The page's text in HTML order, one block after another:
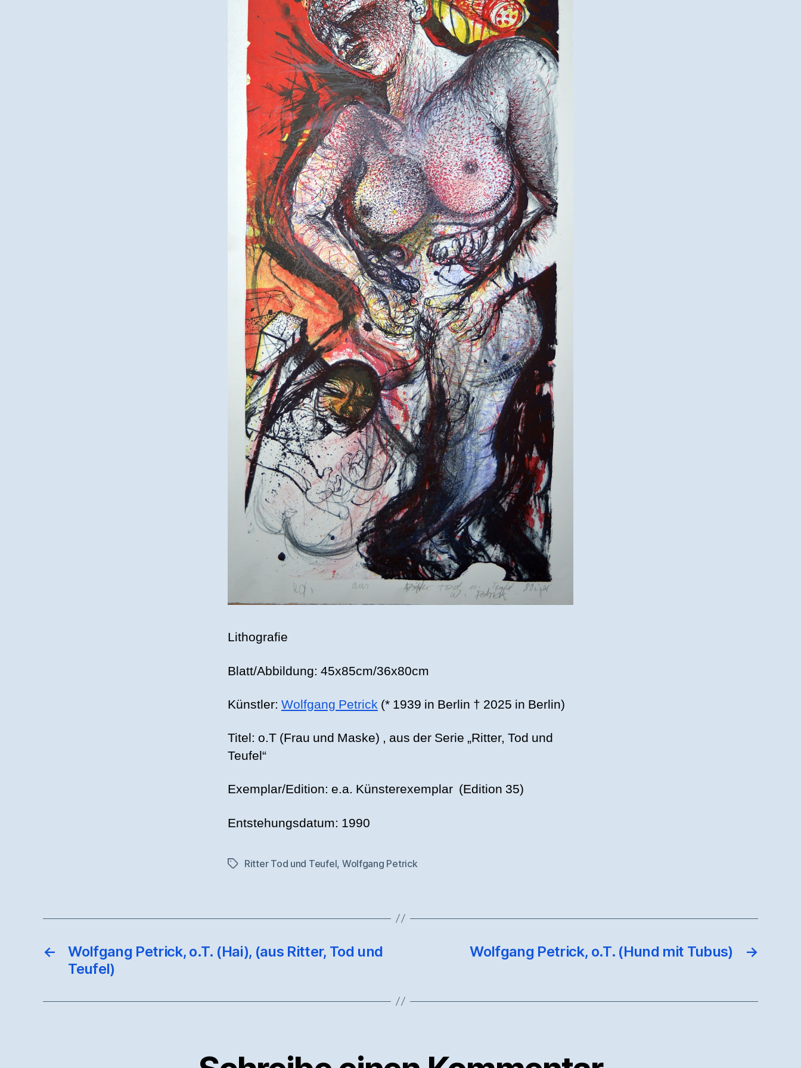
Lithografie
Blatt/Abbildung: 45x85cm/36x80cm
Künstler: Wolfgang Petrick (* 1939 in Berlin † 2025 in Berlin)
Titel: o.T (Frau und Maske) , aus der Serie „Ritter, Tod und
Teufel“
Exemplar/Edition: e.a. Künsterexemplar (Edition 35)
Entstehungsdatum: 1990
Schlagwörter
Ritter Tod und Teufel, Wolfgang Petrick
←
Wolfgang Petrick, o.T. (Hai), (aus Ritter, Tod und
Teufel)
→
Wolfgang Petrick, o.T. (Hund mit Tubus)